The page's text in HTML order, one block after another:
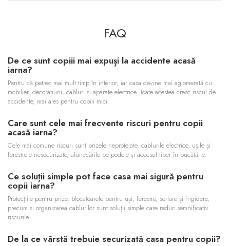
FAQ
De ce sunt copiii mai expuși la accidente acasă
iarna?
Pentru că petrec mai mult timp în interior, iar casa devine mai aglomerată cu
mobilier, decorațiuni, cabluri și aparate electrice. Toate acestea cresc riscul de
accidente, mai ales pentru copiii mici.
Care sunt cele mai frecvente riscuri pentru copii
acasă iarna?
Cele mai comune riscuri sunt prizele neprotejate, cablurile electrice, ușile și
ferestrele nesecurizate, alunecările pe podele și accesul liber în bucătărie.
Ce soluții simple pot face casa mai sigură pentru
copii iarna?
Protecțiile pentru prize, blocatoarele pentru uși, ferestre, sertare și frigidere,
precum și organizarea cablurilor sunt soluții simple care reduc semnificativ
riscurile.
De la ce vârstă trebuie securizată casa pentru copii?